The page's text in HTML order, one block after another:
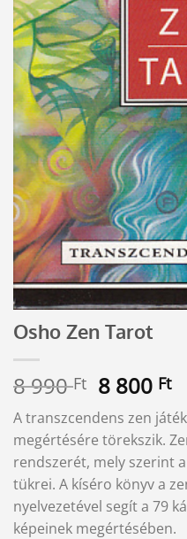
Osho Zen Tarot
8 990Ft Original
price
was:
8
990 Ft.
8 800 Ft
8
A transzcendens zen
megértésére törekszik.
rendszerét, mely szerint
tükrei. A kíséro könyv a
nyelvezetével segít a 79
képeinek megértésében.